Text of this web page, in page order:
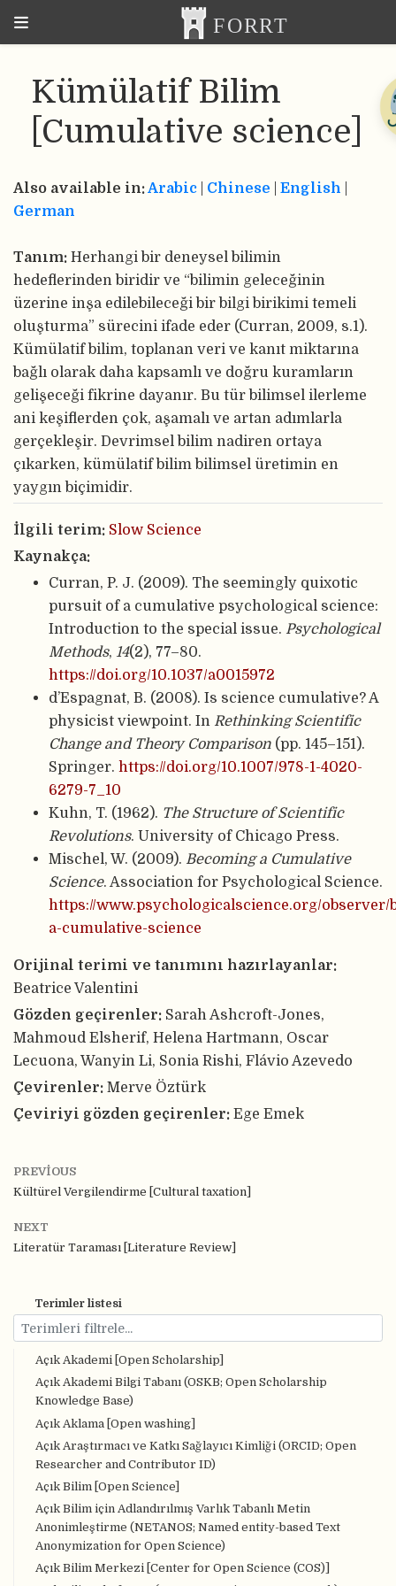
Terimler listesi
Açık Akademi [Open Scholarship]
Açık Akademi Bilgi Tabanı (OSKB; Open Scholarship
Knowledge Base)
Açık Aklama [Open washing]
Açık Araştırmacı ve Katkı Sağlayıcı Kimliği (ORCID; Open
Researcher and Contributor ID)
Açık Bilim [Open Science]
Açık Bilim için Adlandırılmış Varlık Tabanlı Metin
Anonimleştirme (NETANOS; Named entity-based Text
Anonymization for Open Science)
Açık Bilim Merkezi [Center for Open Science (COS)]
Kümülatif Bilim
[Cumulative science]
Also available in:Arabic Chinese English
German
Tanım: Herhangi bir deneysel bilimin
hedeflerinden biridir ve “bilimin geleceğinin
üzerine inşa edilebileceği bir bilgi birikimi temeli
oluşturma” sürecini ifade eder (Curran, 2009, s.1).
Kümülatif bilim, toplanan veri ve kanıt miktarına
bağlı olarak daha kapsamlı ve doğru kuramların
gelişeceği fikrine dayanır. Bu tür bilimsel ilerleme
ani keşiflerden çok, aşamalı ve artan adımlarla
gerçekleşir. Devrimsel bilim nadiren ortaya
çıkarken, kümülatif bilim bilimsel üretimin en
yaygın biçimidir.
İlgili terim: Slow Science
Kaynakça:
Curran, P. J. (2009). The seemingly quixotic
pursuit of a cumulative psychological science:
Introduction to the special issue. Psychological
Methods, 14(2), 77–80.
https://doi.org/10.1037/a0015972
d’Espagnat, B. (2008). Is science cumulative? A
physicist viewpoint. In Rethinking Scientific
Change and Theory Comparison (pp. 145–151).
Springer. https://doi.org/10.1007/978-1-4020-
6279-7_10
Kuhn, T. (1962). The Structure of Scientific
Revolutions. University of Chicago Press.
Mischel, W. (2009). Becoming a Cumulative
Science. Association for Psychological Science.
https://www.psychologicalscience.org/observer/
a-cumulative-science
Orijinal terimi ve tanımını hazırlayanlar:
Beatrice Valentini
Gözden geçirenler: Sarah Ashcroft-Jones,
Mahmoud Elsherif, Helena Hartmann, Oscar
Lecuona, Wanyin Li, Sonia Rishi, Flávio Azevedo
Çevirenler: Merve Öztürk
Çeviriyi gözden geçirenler: Ege Emek
PREVIOUS
Kültürel Vergilendirme [Cultural taxation]
NEXT
Literatür Taraması [Literature Review]